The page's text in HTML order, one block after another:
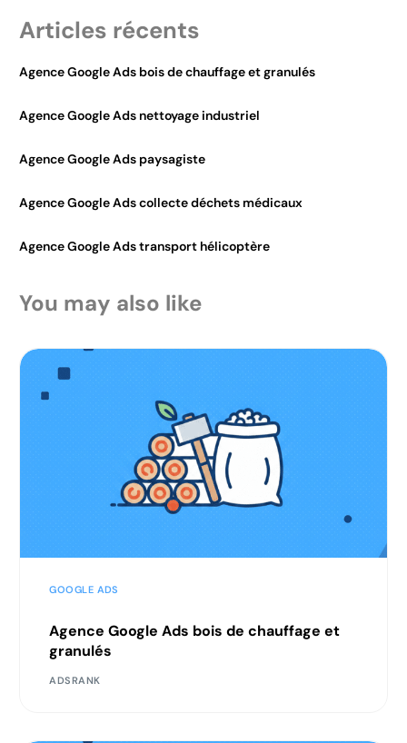
Articles récents
Agence Google Ads bois de chauffage et granulés
Agence Google Ads nettoyage industriel
Agence Google Ads paysagiste
Agence Google Ads collecte déchets médicaux
Agence Google Ads transport hélicoptère
You may also like
GOOGLE ADS
Agence Google Ads bois de chauffage et
granulés
ADSRANK